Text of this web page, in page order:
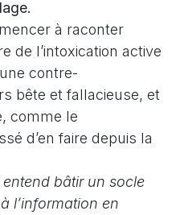
à raconter
de l’intoxication active
contre-
bête et fallacieuse, et
comme le
d’en faire depuis la
bâtir un socle
l’information en